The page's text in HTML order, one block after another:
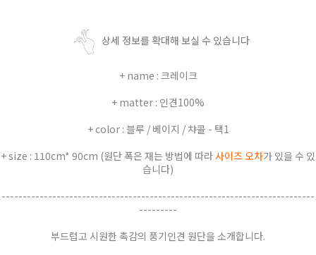
상세 정보를 확대해 보실 수 있습니다
+ name : 크레이크
+ matter : 인견100%
+ color : 블루 / 베이지 / 챠콜 - 택1
+ size : 110cm* 90cm (원단 폭은 재는 방법에 따라사이즈 오차가 있을 수 있
습니다)
--------------------------------------------------------------------------
---------
부드럽고 시원한 촉감의 풍기인견 원단을 소개합니다.